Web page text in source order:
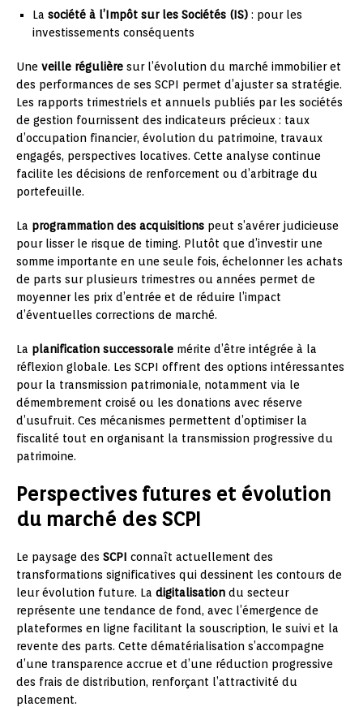
La société à l’Impôt sur les Sociétés (IS) : pour les
investissements conséquents
Une veille régulière sur l’évolution du marché immobilier et
des performances de ses SCPI permet d’ajuster sa stratégie.
Les rapports trimestriels et annuels publiés par les sociétés
de gestion fournissent des indicateurs précieux : taux
d’occupation financier, évolution du patrimoine, travaux
engagés, perspectives locatives. Cette analyse continue
facilite les décisions de renforcement ou d’arbitrage du
portefeuille.
La programmation des acquisitions peut s’avérer judicieuse
pour lisser le risque de timing. Plutôt que d’investir une
somme importante en une seule fois, échelonner les achats
de parts sur plusieurs trimestres ou années permet de
moyenner les prix d’entrée et de réduire l’impact
d’éventuelles corrections de marché.
La planification successorale mérite d’être intégrée à la
réflexion globale. Les SCPI offrent des options intéressantes
pour la transmission patrimoniale, notamment via le
démembrement croisé ou les donations avec réserve
d’usufruit. Ces mécanismes permettent d’optimiser la
fiscalité tout en organisant la transmission progressive du
patrimoine.
Perspectives futures et évolution
du marché des SCPI
Le paysage des SCPI connaît actuellement des
transformations significatives qui dessinent les contours de
leur évolution future. La digitalisation du secteur
représente une tendance de fond, avec l’émergence de
plateformes en ligne facilitant la souscription, le suivi et la
revente des parts. Cette dématérialisation s’accompagne
d’une transparence accrue et d’une réduction progressive
des frais de distribution, renforçant l’attractivité du
placement.